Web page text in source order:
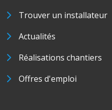
Trouver un installateur
Actualités
Réalisations chantiers
Offres d'emploi